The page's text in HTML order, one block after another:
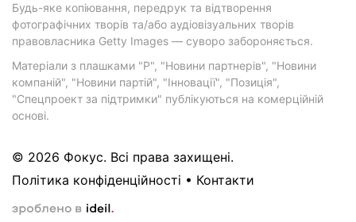
Будь-яке копіювання, передрук та відтворення
фотографічних творів та/або аудіовізуальних творів
правовласника Getty Images — суворо забороняється.
Матеріали з плашками "Р", "Новини партнерів", "Новини
компаній", "Новини партій", "Інновації", "Позиція",
"Спецпроект за підтримки" публікуються на комерційній
основі.
© 2026 Фокус. Всі права захищені.
Політика конфіденційності • Контакти